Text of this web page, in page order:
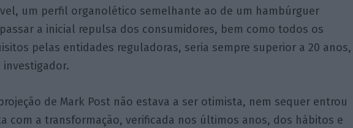
um perfil organolético semelhante ao de um hambúrguer
a inicial repulsa dos consumidores, bem como todos os
pelas entidades reguladoras, seria sempre superior a 20 anos,
de Mark Post não estava a ser otimista, nem sequer entrou
com a transformação, verificada nos últimos anos, dos hábitos e